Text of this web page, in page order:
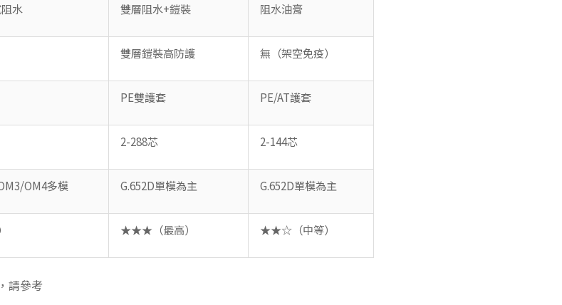
水 雙層阻水+鎧裝 阻水油膏
雙層鎧裝高防護 無（架空免疫）
PE雙護套 PE/AT護套
2-288芯 2-144芯
OM4多模 G.652D單模為主 G.652D單模為主
★★★（最高） ★★☆（中等）
請參考